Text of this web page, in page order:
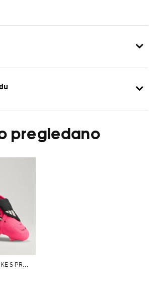
pregledano
N
OGOMETNE KOPAČKE S PREKLOPLJENIM JEZIKOM PREDATOR PRO ZA TVRDU PODLOGU